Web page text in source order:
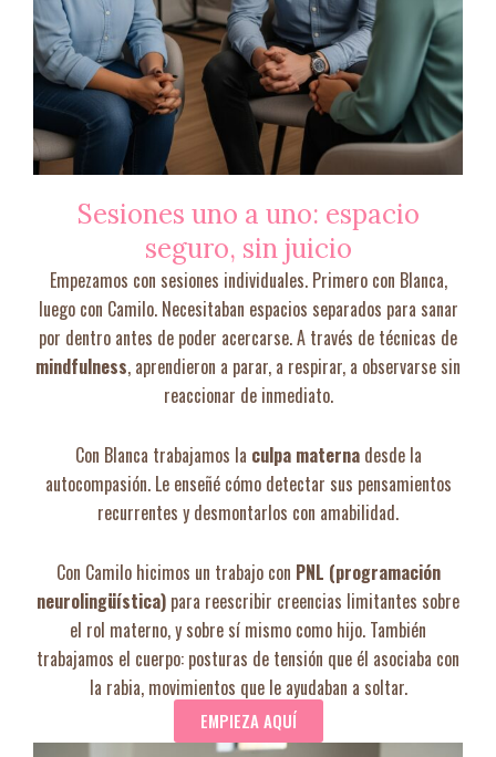
Sesiones uno a uno: espacio
seguro, sin juicio
Empezamos con sesiones individuales. Primero con Blanca,
luego con Camilo. Necesitaban espacios separados para sanar
por dentro antes de poder acercarse. A través de técnicas de
mindfulness, aprendieron a parar, a respirar, a observarse sin
reaccionar de inmediato.
Con Blanca trabajamos la culpa maternadesde la
autocompasión. Le enseñé cómo detectar sus pensamientos
recurrentes y desmontarlos con amabilidad.
Con Camilo hicimos un trabajo con PNL (programación
neurolingüística) para reescribir creencias limitantes sobre
el rol materno, y sobre sí mismo como hijo. También
trabajamos el cuerpo: posturas de tensión que él asociaba con
la rabia, movimientos que le ayudaban a soltar.
EMPIEZA AQUÍ